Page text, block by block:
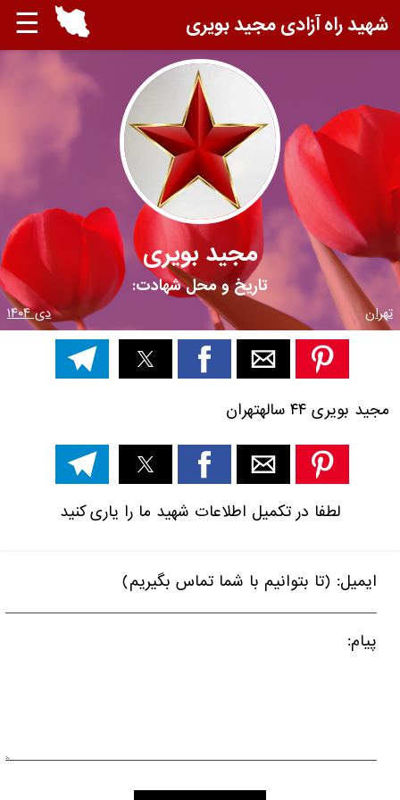
☰ شهید راه آزادی مجید بویری
مجید بویری
تاریخ و محل شهادت:
تهران دی ۱۴۰۴
مجید بویری ۴۴ ساله تهران
لطفا در تکمیل اطلاعات شهید ما را یاری کنید
ایمیل: (تا بتوانیم با شما تماس بگیریم)
پیام: